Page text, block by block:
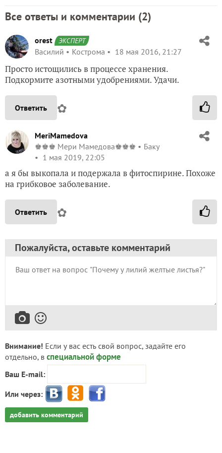
Все ответы и комментарии (2)
orest ЭКСПЕРТ
Василий Кострома 18 мая 2016, 21:27
Просто истощились в процессе хранения.
Подкормите азотными удобрениями. Удачи.
Ответить ✿
MeriMamedova
♚♚♚ Мери Мамедова♚♚♚
Баку
1 мая 2019, 22:05
а я бы выкопала и подержала в фитоспирине. Похоже
на грибковое заболевание.
Ответить ✿
Пожалуйста, оставьте комментарий
Внимание! Если у вас есть свой вопрос, задайте его
отдельно, в специальной форме
Ваш E-mail:
Или через:
добавить комментарий